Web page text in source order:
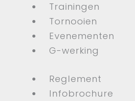
Trainingen
Tornooien
Evenementen
G-werking
Reglement
Infobrochure